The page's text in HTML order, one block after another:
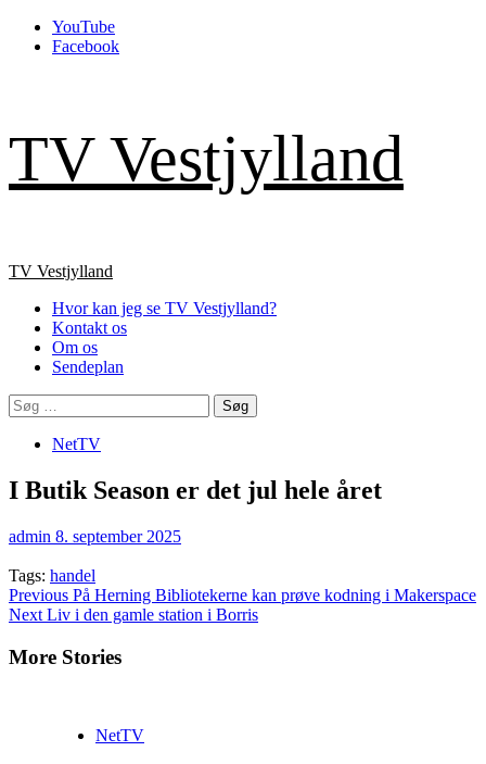
Skip
YouTube
Facebook
TV Vestjylland
Primary
TV Vestjylland
Hvor kan jeg se TV Vestjylland?
Kontakt os
Om os
Sendeplan
Søg
efter:
NetTV
I Butik Season er det jul hele året
admin 8. september 2025
Tags: handel
Continue
Reading
Previous På Herning Bibliotekerne kan prøve kodning i Makerspace
Next Liv i den gamle station i Borris
More Stories
NetTV